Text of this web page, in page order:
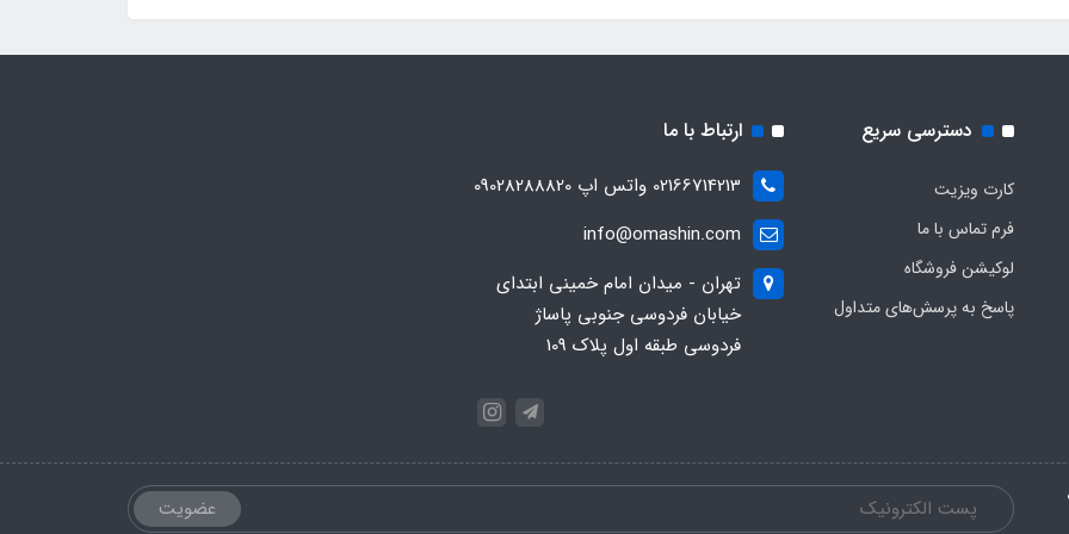
دسترسی سریع
کارت ویزیت
فرم تماس با ما
لوکیشن فروشگاه
پاسخ به پرسش‌های متداول
ارتباط با ما
02166714213 واتس اپ 09028288820
info@omashin.com
تهران - میدان امام خمینی ابتدای
خیابان فردوسی جنوبی پاساژ
فردوسی طبقه اول پلاک 109
عضویت